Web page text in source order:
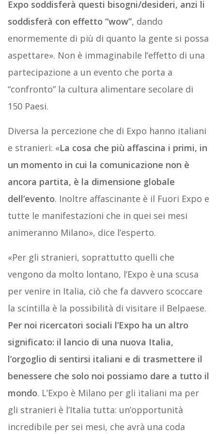
Expo soddisferà questi bisogni/desideri, anzi li
soddisferà con effetto “wow”, dando
enormemente di più di quanto la gente si possa
aspettare». Non è immaginabile l’effetto di una
partecipazione a un evento che porta a
“confronto” la cultura alimentare secolare di
150 Paesi.
Diversa la percezione che di Expo hanno italiani
e stranieri: «La cosa che più affascina i primi, in
un momento in cui la comunicazione non è
ancora partita, è la dimensione globale
dell’evento. Inoltre affascinante è il Fuori Expo e
tutte le manifestazioni che in quei sei mesi
animeranno Milano», dice l’esperto.
«Per gli stranieri, soprattutto quelli che
vengono da molto lontano, l’Expo è una scusa
per venire in Italia, ciò che fa davvero scoccare
la scintilla è la possibilità di visitare il Belpaese.
Per noi ricercatori sociali l’Expo ha un altro
significato: il lancio di una nuova Italia,
l’orgoglio di sentirsi italiani e di trasmettere il
benessere che solo noi possiamo dare a tutto il
mondo. L’Expo è Milano per gli italiani ma per
gli stranieri è l’Italia tutta: un’opportunità
incredibile per sei mesi, che avrà una coda